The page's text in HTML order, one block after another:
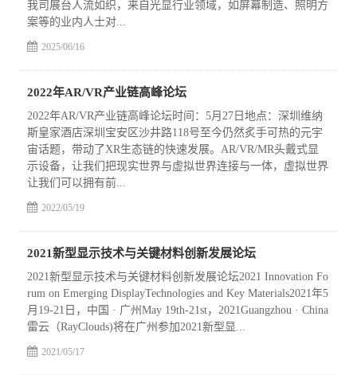
2025/06/16
我司展台人流如织，来自光显行业领域，如屏幕制造、照明方
案等的业内人士对...
2022年AR/VR产业链高峰论坛
2022/05/19
2022年AR/VR产业链高峰论坛时间：5月27日地点：深圳维纳
斯皇家酒店深圳宝安区沙井路118号至今仍然炙手可热的元宇
宙话题，带动了XR生态链的快速发展。AR/VR/MR头戴式显
示设备，让我们把现实世界与虚拟世界连接与一体，虚拟世界
让我们可以拥有前...
2021新型显示技术与关键材料创新发展论坛
2021/05/17
2021新型显示技术与关键材料创新发展论坛2021 Innovation Fo
rum on Emerging DisplayTechnologies and Key Materials2021年5
月19-21日，中国 · 广州May 19th-21st，2021Guangzhou · China
雷云（RayClouds)将在广州参加2021新型显...